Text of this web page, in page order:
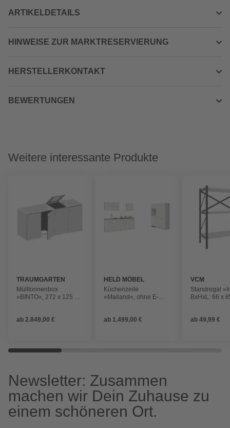
ARTIKELDETAILS
HINWEISE ZUR MARKTRESERVIERUNG
HERSTELLERKONTAKT
BEWERTUNGEN
Weitere interessante Produkte
TRAUMGARTEN
Mülltonnenbox
»BINTO«, 272 x 125 x
ab 2.849,00 €
HELD MÖBEL
Küchenzeile
»Mailand«, ohne E-
ab 1.499,00 €
VCM
Standregal
BxHxL: 66 x
ab49,99 €
Newsletter: Zusammen
machen wir Dein Zuhause zu
einem schöneren Ort.